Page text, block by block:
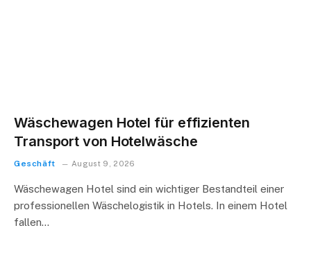
Wäschewagen Hotel für effizienten
Transport von Hotelwäsche
Geschäft August 9, 2026
Wäschewagen Hotel sind ein wichtiger Bestandteil einer
professionellen Wäschelogistik in Hotels. In einem Hotel
fallen…